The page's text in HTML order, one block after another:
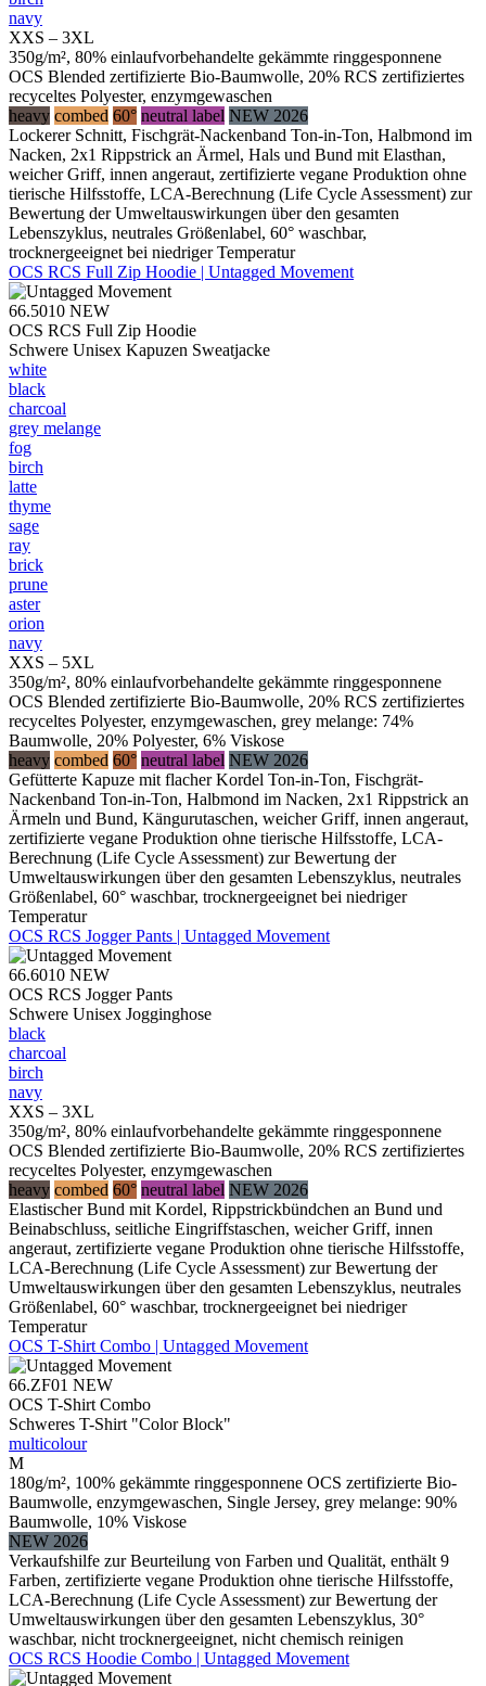
navy
XXS – 3XL
350g/m², 80% einlaufvorbehandelte gekämmte ringgesponnene
OCS Blended zertifizierte Bio-Baumwolle, 20% RCS zertifiziertes
recyceltes Polyester, enzymgewaschen
heavy combed 60° neutral label NEW 2026
Lockerer Schnitt, Fischgrät-Nackenband Ton-in-Ton, Halbmond im
Nacken, 2x1 Rippstrick an Ärmel, Hals und Bund mit Elasthan,
weicher Griff, innen angeraut, zertifizierte vegane Produktion ohne
tierische Hilfsstoffe, LCA-Berechnung (Life Cycle Assessment) zur
Bewertung der Umweltauswirkungen über den gesamten
Lebenszyklus, neutrales Größenlabel, 60° waschbar,
trocknergeeignet bei niedriger Temperatur
OCS RCS Full Zip Hoodie | Untagged Movement
66.5010 NEW
OCS RCS Full Zip Hoodie
Schwere Unisex Kapuzen Sweatjacke
white
black
charcoal
grey melange
fog
birch
latte
thyme
sage
ray
brick
prune
aster
orion
navy
XXS – 5XL
350g/m², 80% einlaufvorbehandelte gekämmte ringgesponnene
OCS Blended zertifizierte Bio-Baumwolle, 20% RCS zertifiziertes
recyceltes Polyester, enzymgewaschen, grey melange: 74%
Baumwolle, 20% Polyester, 6% Viskose
heavy combed 60° neutral label NEW 2026
Gefütterte Kapuze mit flacher Kordel Ton-in-Ton, Fischgrät-
Nackenband Ton-in-Ton, Halbmond im Nacken, 2x1 Rippstrick an
Ärmeln und Bund, Kängurutaschen, weicher Griff, innen angeraut,
zertifizierte vegane Produktion ohne tierische Hilfsstoffe, LCA-
Berechnung (Life Cycle Assessment) zur Bewertung der
Umweltauswirkungen über den gesamten Lebenszyklus, neutrales
Größenlabel, 60° waschbar, trocknergeeignet bei niedriger
Temperatur
OCS RCS Jogger Pants | Untagged Movement
66.6010 NEW
OCS RCS Jogger Pants
Schwere Unisex Jogginghose
black
charcoal
birch
navy
XXS – 3XL
350g/m², 80% einlaufvorbehandelte gekämmte ringgesponnene
OCS Blended zertifizierte Bio-Baumwolle, 20% RCS zertifiziertes
recyceltes Polyester, enzymgewaschen
heavy combed 60° neutral label NEW 2026
Elastischer Bund mit Kordel, Rippstrickbündchen an Bund und
Beinabschluss, seitliche Eingriffstaschen, weicher Griff, innen
angeraut, zertifizierte vegane Produktion ohne tierische Hilfsstoffe,
LCA-Berechnung (Life Cycle Assessment) zur Bewertung der
Umweltauswirkungen über den gesamten Lebenszyklus, neutrales
Größenlabel, 60° waschbar, trocknergeeignet bei niedriger
Temperatur
OCS T-Shirt Combo | Untagged Movement
66.ZF01 NEW
OCS T-Shirt Combo
Schweres T-Shirt "Color Block"
multicolour
M
180g/m², 100% gekämmte ringgesponnene OCS zertifizierte Bio-
Baumwolle, enzymgewaschen, Single Jersey, grey melange: 90%
Baumwolle, 10% Viskose
NEW 2026
Verkaufshilfe zur Beurteilung von Farben und Qualität, enthält 9
Farben, zertifizierte vegane Produktion ohne tierische Hilfsstoffe,
LCA-Berechnung (Life Cycle Assessment) zur Bewertung der
Umweltauswirkungen über den gesamten Lebenszyklus, 30°
waschbar, nicht trocknergeeignet, nicht chemisch reinigen
OCS RCS Hoodie Combo | Untagged Movement